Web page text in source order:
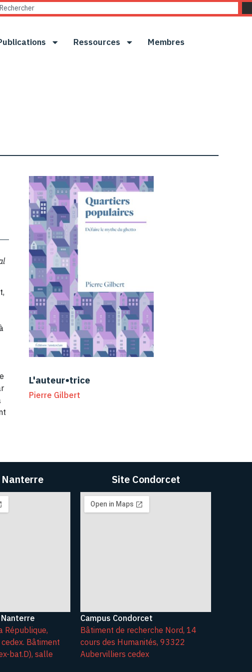
Ressources Membres
L'auteur•trice
Pierre Gilbert
République,
Bâtiment
bat.D), salle
Site Condorcet
Campus Condorcet
Bâtiment de recherche Nord, 14
cours des Humanités, 93322
Aubervilliers cedex